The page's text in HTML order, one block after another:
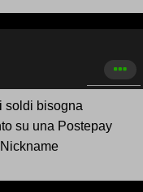
soldi bisogna
su una Postepay